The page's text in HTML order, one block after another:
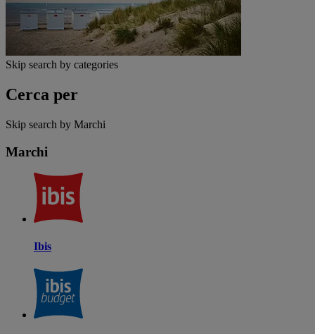
Skip search by categories
Cerca per
Skip search by Marchi
Marchi
Ibis